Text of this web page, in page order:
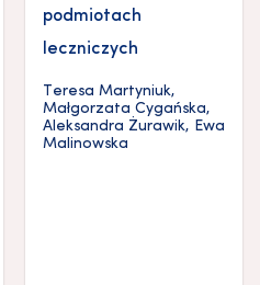
podmiotach
leczniczych
Teresa Martyniuk,
Małgorzata Cygańska,
Aleksandra Żurawik, Ewa
Malinowska